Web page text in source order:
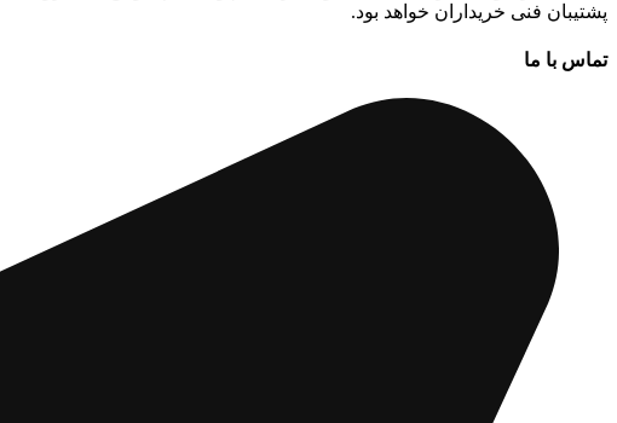
پشتیبان فنی خریداران خواهد بود.
تماس با ما